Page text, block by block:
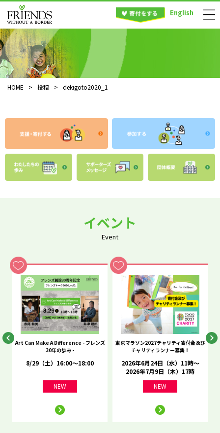
English
HOME > 投稿 > dekigoto2020_1
イベント
Event
Art Can Make A Difference - フレンズ
30年の歩み -
8/29（土）16:00～18:00
NEW
東京マラソン2027チャリティ寄付金及び
チャリティランナー募集！
2026年6月24日（水）11時～
2026年7月9日（木）17時
NEW